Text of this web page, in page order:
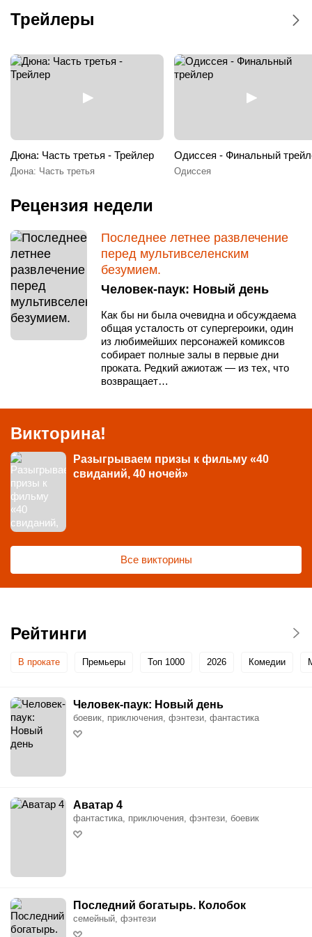
Жибек Жолы
Арман Достык
Абая
Арман Март 3Д
Казахская Государственная филармония им. Жамбыла
Кафе «Кино»
Жибек Жолы
Пространство Трансформа
Театр драмы им. М.О.Ауэзова
Театр имени Мухтара Ауэзова
Жибек Жолы
Трейлеры
Мстители: Доктор Дум
Дюна: Часть третья - Трейлер
Дюна: Часть третья
Одиссея - Финальный
Одиссея
Рецензия недели
Последнее летнее развлечение
перед мультивселенским
безумием.
Человек-паук: Новый день
Как бы ни была очевидна и обсуждаема
общая усталость от супергероики, один
из любимейших персонажей комиксов
собирает полные залы в первые дни
проката. Редкий ажиотаж — из тех, что
возвращает…
Викторина!
Разыгрываем призы к фильму «40
свиданий, 40 ночей»
Все викторины
Рейтинги
В прокате Премьеры Топ 1000 2026 Комедии
Человек-паук: Новый день
боевик, приключения, фэнтези, фантастика
Аватар 4
фантастика, приключения, фэнтези, боевик
Последний богатырь. Колобок
семейный, фэнтези